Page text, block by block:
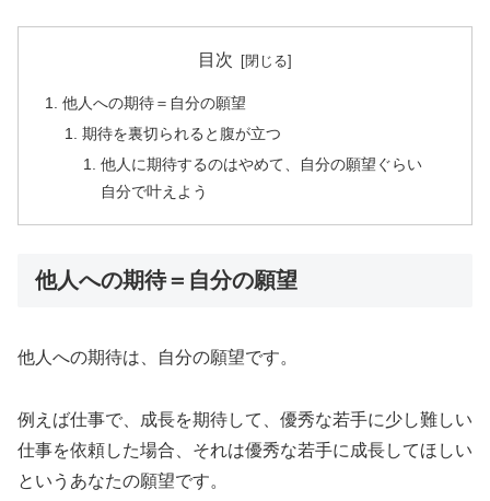
目次
他人への期待＝自分の願望
期待を裏切られると腹が立つ
他人に期待するのはやめて、自分の願望ぐらい
自分で叶えよう
他人への期待＝自分の願望
他人への期待は、自分の願望です。
例えば仕事で、成長を期待して、優秀な若手に少し難しい
仕事を依頼した場合、それは優秀な若手に成長してほしい
というあなたの願望です。